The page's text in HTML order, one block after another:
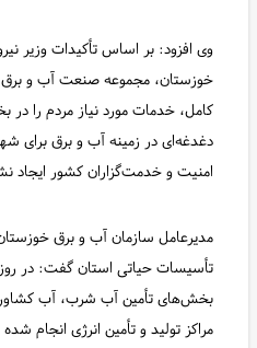
وی افزود: بر اساس تأکیدات وزیر
خوزستان، مجموعه صنعت آب و برق
کامل، خدمات مورد نیاز مردم را در
دغدغه‌ای در زمینه آب و برق برای
امنیت و خدمت‌گزاران کشور ایجاد
مدیرعامل سازمان آب و برق خوزستان
تأسیسات حیاتی استان گفت: در
بخش‌های تأمین آب شرب، آب
مراکز تولید و تأمین انرژی انجام